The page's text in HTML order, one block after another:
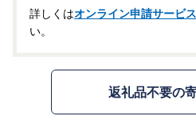
詳しくはオンライン申請サービ
い。
返礼品不要の